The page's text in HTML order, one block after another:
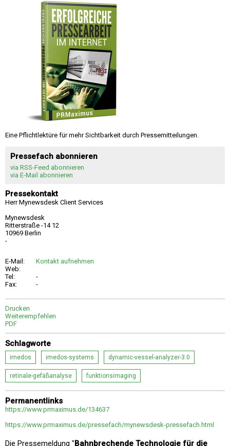
Eine Pflichtlektüre für mehr Sichtbarkeit durch Pressemitteilungen.
Pressefach abonnieren
via RSS-Feed abonnieren
via E-Mail abonnieren
Pressekontakt
Herr Mynewsdesk Client Services
Mynewsdesk
Ritterstraße -14 12
10969 Berlin
-
E-Mail:
Kontakt aufnehmen
Web:
Tel:
-
Fax:
-
Drucken
Weiterempfehlen
PDF
Schlagworte
imedos imedos-systems dynamic-vessel-analyzer-3.0
retinale-gefäßanalyse funktionsimaging
Permanentlinks
https://www.prmaximus.de/134637
https://www.prmaximus.de/pressefach/mynewsdesk-pressefach.html
Die Pressemeldung "Bahnbrechende Technologie für die